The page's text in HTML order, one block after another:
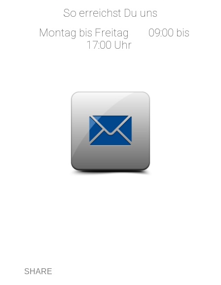
So erreichst Du uns
Montag bis Freitag 09:00 bis
17:00 Uhr
SHARE